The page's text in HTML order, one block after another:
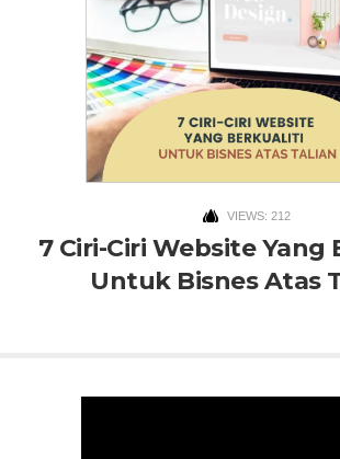
VIEWS: 212
7 Ciri-Ciri Website
Untuk Bisnes Atas